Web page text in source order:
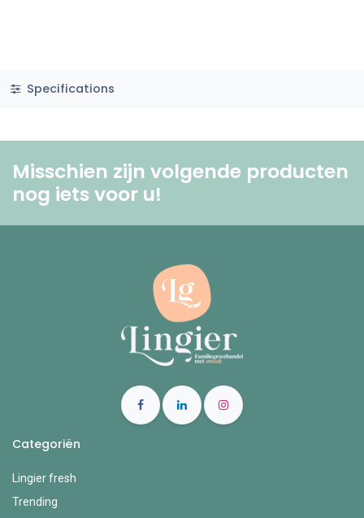
Specifications
Misschien zijn volgende producten
nog iets voor u! ​
Categoriën
Lingier fresh
Trending